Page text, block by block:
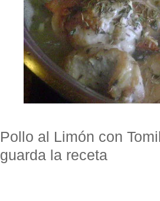
Pollo al Limón con
guarda la receta